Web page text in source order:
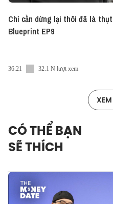
Chỉ cần dừng lại thôi đã là
Blueprint EP9
36:21 32.1 N lượt xem
CÓ THỂ BẠN
SẼ THÍCH